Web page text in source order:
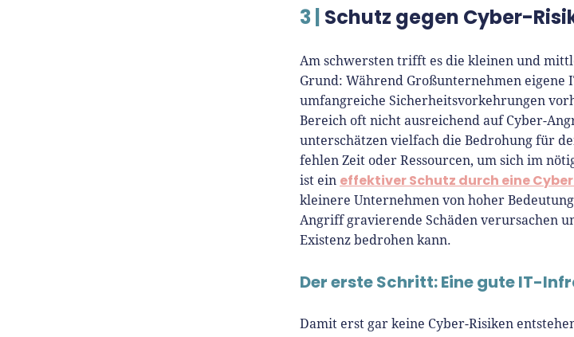
3 | Schutz gegen Cyber-
Am schwersten trifft es die kleinen und
Grund: Während Großunternehmen eigene
umfangreiche Sicherheitsvorkehrungen
Bereich oft nicht ausreichend auf Cyber-
unterschätzen vielfach die Bedrohung für
fehlen Zeit oder Ressourcen, um sich im
ist ein effektiver Schutz durch eine
kleinere Unternehmen von hoher
Angriff gravierende Schäden verursachen
Existenz bedrohen kann.
Der erste Schritt: Eine gute IT-
Damit erst gar keine Cyber-Risiken